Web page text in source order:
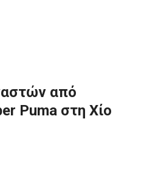
από
Puma στη Χίο